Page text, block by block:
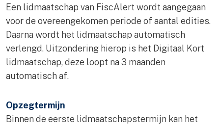
Een lidmaatschap van FiscAlert wordt aangegaan
voor de overeengekomen periode of aantal edities.
Daarna wordt het lidmaatschap automatisch
verlengd. Uitzondering hierop is het Digitaal Kort
lidmaatschap, deze loopt na 3 maanden
automatisch af.
Opzegtermijn
Binnen de eerste lidmaatschapstermijn kan het